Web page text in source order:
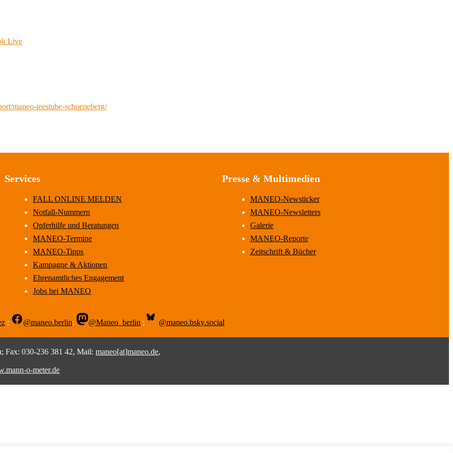
Live
maneo-teestube-schoeneberg/
Services
FALL ONLINE MELDEN
Notfall-Nummern
Opferhilfe und Beratungen
MANEO-Termine
MANEO-Tipps
Kampagne & Aktionen
Ehrenamtliches Engagement
Jobs bei MANEO
Presse & Multimedien
MANEO-Newsticker
MANEO-Newsletters
Galerie
MANEO-Reporte
Zeitschrift & Bücher
; @maneo.berlin; @Maneo_berlin ; @maneo.bsky.social
Fax: 030-236 381 42, Mail: maneo[at]maneo.de,
o-meter.de